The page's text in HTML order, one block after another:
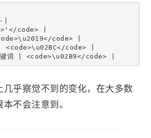
|
code> |
code> |
<code>\u02BC</code> |
键词 | <code>\u02B9</code> |
几乎察觉不到的变化，在大多数
不会注意到。